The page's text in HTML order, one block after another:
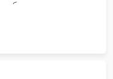
балласта лампы и
или вздутых